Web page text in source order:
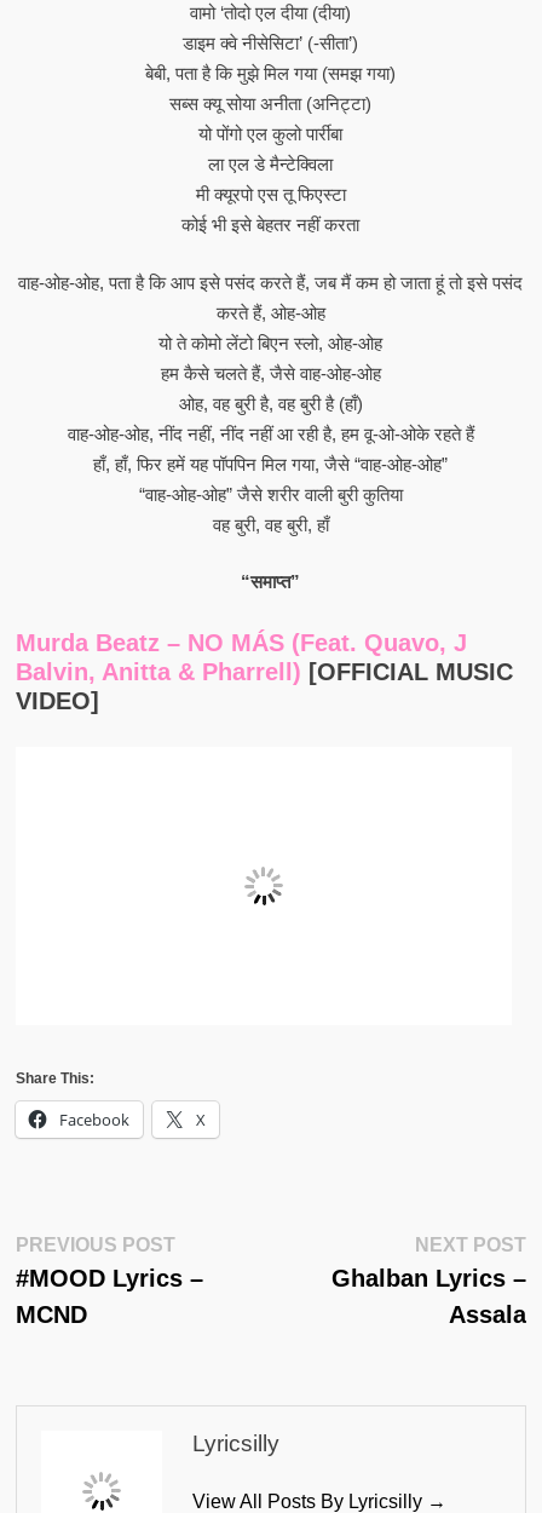
वामो ‘तोदो एल दीया (दीया)
डाइम क्वे नीसेसिटा’ (-सीता’)
बेबी, पता है कि मुझे मिल गया (समझ गया)
सब्स क्यू सोया अनीता (अनिट्टा)
यो पोंगो एल कुलो पार्रीबा
ला एल डे मैन्टेक्विला
मी क्यूरपो एस तू फिएस्टा
कोई भी इसे बेहतर नहीं करता
वाह-ओह-ओह, पता है कि आप इसे पसंद करते हैं, जब मैं कम हो जाता हूं तो इसे पसंद
करते हैं, ओह-ओह
यो ते कोमो लेंटो बिएन स्लो, ओह-ओह
हम कैसे चलते हैं, जैसे वाह-ओह-ओह
ओह, वह बुरी है, वह बुरी है (हाँ)
वाह-ओह-ओह, नींद नहीं, नींद नहीं आ रही है, हम वू-ओ-ओके रहते हैं
हाँ, हाँ, फिर हमें यह पॉपपिन मिल गया, जैसे “वाह-ओह-ओह”
“वाह-ओह-ओह” जैसे शरीर वाली बुरी कुतिया
वह बुरी, वह बुरी, हाँ
“समाप्त”
Murda Beatz – NO MÁS (feat. Quavo, J
Balvin, Anitta & Pharrell) [OFFICIAL MUSIC
VIDEO]
Share This:
Facebook X
Post
Navigation
PREVIOUS POSTPrevious
Post:
#MOOD Lyrics –
MCND
NEXT POST
Ghalban Lyrics –
Assala
Lyricsilly
View All Posts By Lyricsilly →